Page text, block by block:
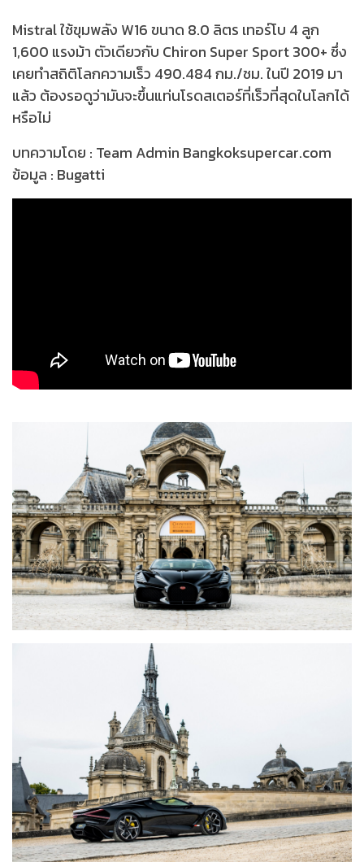
Mistral ใช้ขุมพลัง W16 ขนาด 8.0 ลิตร เทอร์โบ 4 ลูก
1,600 แรงม้า ตัวเดียวกับ Chiron Super Sport 300+ ซึ่ง
เคยทำสถิติโลกความเร็ว 490.484 กม./ชม. ในปี 2019 มา
แล้ว ต้องรอดูว่ามันจะขึ้นแท่นโรดสเตอร์ที่เร็วที่สุดในโลกได้
หรือไม่
บทความโดย : Team Admin Bangkoksupercar.com
ข้อมูล : Bugatti